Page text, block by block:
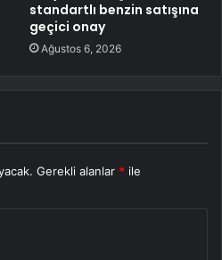
standartlı benzin satışına
geçici onay
Ağustos 6, 2026
Gerekli alanlar * ile